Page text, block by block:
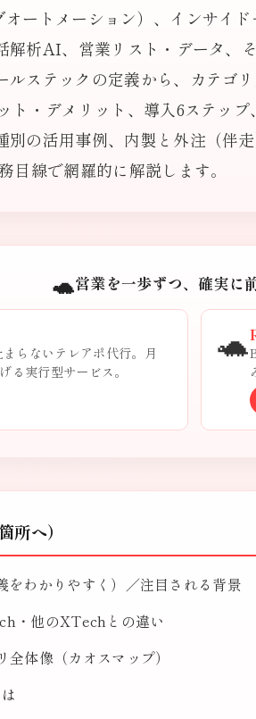
ートメーション）、インサイ
解析AI、営業リスト・データ、
ルステックの定義から、カテゴ
ト・デメリット、導入6ステッ
の活用事例、内製と外注（伴
線で網羅的に解説します。
🐢営業を一歩ずつ、確実に
らないテレアポ代行。月
る実行型サービス。
🐢
所へ）
をわかりやすく）／注目される背景
・他のXTechとの違い
体像（カオスマップ）